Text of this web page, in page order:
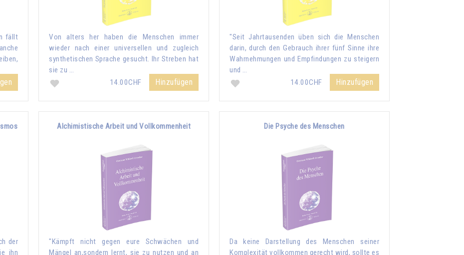
fällt
Von alters her haben die Menschen immer
wieder nach einer universellen und zugleich
synthetischen Sprache gesucht. Ihr Streben hat
sie zu …
14.00CHF
Hinzufügen
"Seit Jahrtausenden üben sich die Menschen
darin, durch den Gebrauch ihrer fünf Sinne ihre
Wahrnehmungen und Empfindungen zu steigern
und …
14.00CHF
Hinzufügen
der
ihn
Alchimistische Arbeit und Vollkommenheit
"Kämpft nicht gegen eure Schwächen und
Mängel an,sondern lernt, sie zu nutzen und an
Die Psyche des Menschen
Da keine Darstellung des Menschen seiner
Komplexität vollkommen gerecht wird, sollte es